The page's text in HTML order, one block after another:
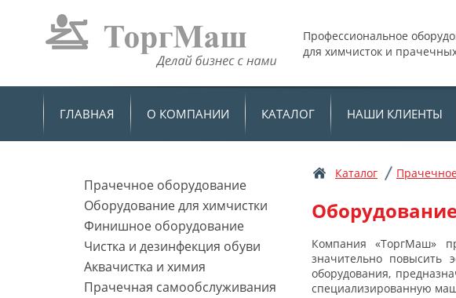
Профессиональное
для химчисток и
ГЛАВНАЯ О КОМПАНИИ КАТАЛОГ НАШИ КЛИЕНТЫ
Прачечное оборудование
Оборудование для химчистки
Финишное оборудование
Чистка и дезинфекция обуви
Аквачистка и химия
Прачечная самообслуживания
Каталог
Компания «ТоргМаш»
значительно повысить
оборудования,
специализированную